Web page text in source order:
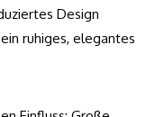
Design
ruhiges, elegantes